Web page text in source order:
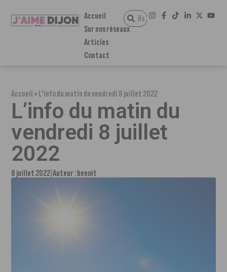
Accueil
Sur nos réseaux
Articles
Contact
Accueil»L’info du matin du vendredi 8 juillet 2022
L’info du matin du
vendredi 8 juillet
2022
8 juillet 2022 Auteur :benoit